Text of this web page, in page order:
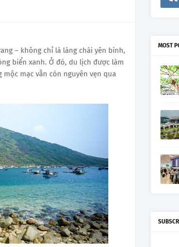
– không chỉ là làng chài yên bình,
biển xanh. Ở đó, du lịch được làm
mạc vẫn còn nguyên vẹn qua
MOST